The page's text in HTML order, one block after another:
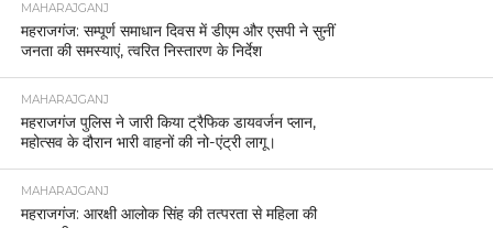
MAHARAJGANJ
महराजगंज: सम्पूर्ण समाधान दिवस में डीएम और एसपी ने सुनीं
जनता की समस्याएं, त्वरित निस्तारण के निर्देश
MAHARAJGANJ
महराजगंज पुलिस ने जारी किया ट्रैफिक डायवर्जन प्लान,
महोत्सव के दौरान भारी वाहनों की नो-एंट्री लागू।
MAHARAJGANJ
महराजगंज: आरक्षी आलोक सिंह की तत्परता से महिला की